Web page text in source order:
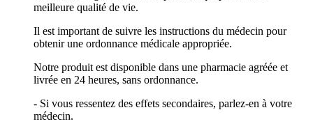
meilleure qualité de vie.
Il est important de suivre les instructions du médecin pour
obtenir une ordonnance médicale appropriée.
Notre produit est disponible dans une pharmacie agréée et
livrée en 24 heures, sans ordonnance.
- Si vous ressentez des effets secondaires, parlez-en à votre
médecin.